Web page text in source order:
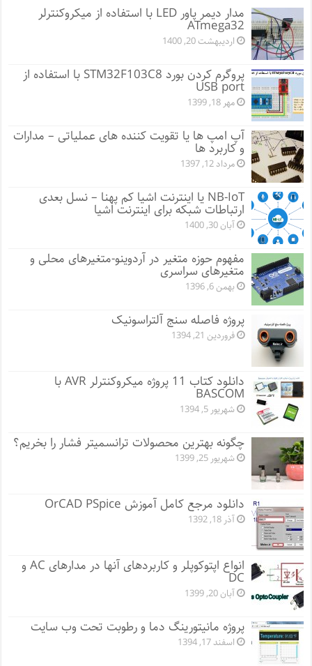
مدار دیمر پاور LED با استفاده از میکروکنترلر
ATmega32
اردیبهشت 20, 1400
پروگرم کردن بورد STM32F103C8 با استفاده از
USB port
مهر 18, 1399
آپ امپ ها یا تقویت کننده های عملیاتی – مدارات
و کاربرد ها
مرداد 12, 1397
NB-IoT یا اینترنت اشیا کم پهنا – نسل بعدی
ارتباطات شبکه برای اینترنت اشیا
آبان 30, 1400
مفهوم حوزه متغیر در آردوینو-متغیرهای محلی و
متغیرهای سراسری
بهمن 6, 1396
پروژه فاصله سنج آلتراسونیک
فروردین 21, 1394
دانلود کتاب 11 پروژه میکروکنترلر AVR با
BASCOM
شهریور 5, 1394
چگونه بهترین محصولات ترانسمیتر فشار را بخریم؟
شهریور 25, 1399
دانلود مرجع کامل آموزش OrCAD PSpice
آذر 18, 1392
انواع اپتوکوپلر و کاربردهای آنها در مدارهای AC و
DC
آبان 20, 1399
پروژه مانيتورينگ دما و رطوبت تحت وب سایت
اسفند 17, 1394